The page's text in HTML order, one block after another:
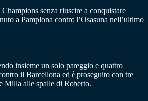
senza riuscire a conquistare
a Pamplona contro l’Osasuna nell’ultimo
insieme un solo pareggio e quattro
il Barcellona ed è proseguito con tre
Milla alle spalle di Roberto.